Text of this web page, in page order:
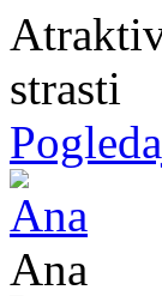
strasti
Ana